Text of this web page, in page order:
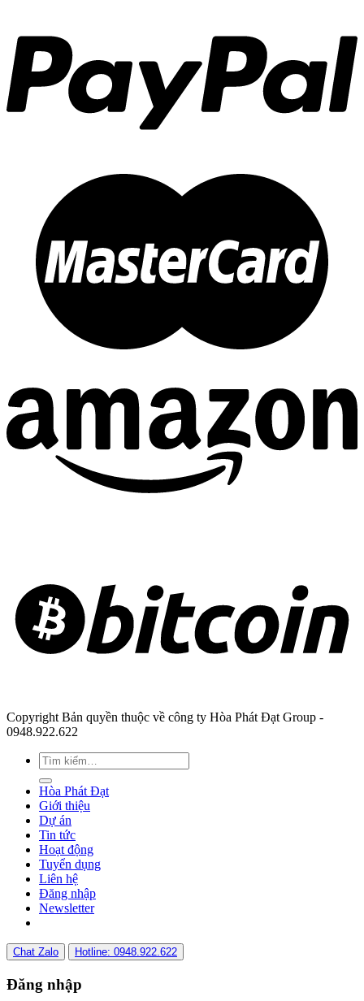
Copyright Bản quyền thuộc về công ty Hòa Phát Đạt Group -
0948.922.622
Hòa Phát Đạt
Giới thiệu
Dự án
Tin tức
Hoạt động
Tuyển dụng
Liên hệ
Đăng nhập
Newsletter
Chat Zalo Hotline: 0948.922.622
Đăng nhập